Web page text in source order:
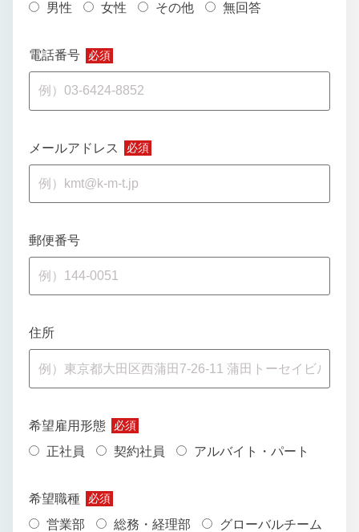
男性 女性 その他 無回答
電話番号 必須
メールアドレス 必須
郵便番号
住所
希望雇用形態 必須
正社員 契約社員 アルバイト・パート
希望職種 必須
営業部 総務・経理部 グローバルチーム